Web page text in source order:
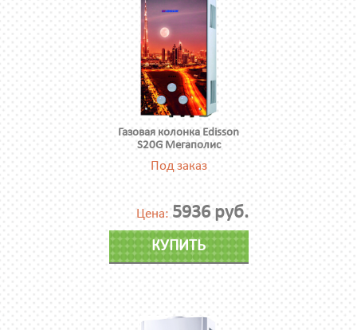
Газовая колонка Edisson
S20G Мегаполис
Под заказ
Цена: 5936 руб.
КУПИТЬ